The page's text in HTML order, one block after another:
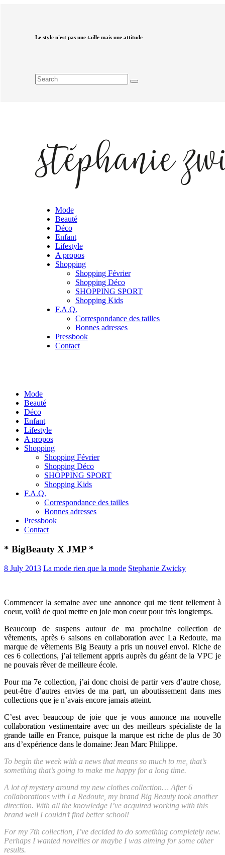
Le style n'est pas une taille mais une attitude
Mode
Beauté
Déco
Enfant
Lifestyle
A propos
Shopping
Shopping Février
Shopping Déco
SHOPPING SPORT
Shopping Kids
F.A.Q.
Correspondance des tailles
Bonnes adresses
Pressbook
Contact
Mode
Beauté
Déco
Enfant
Lifestyle
A propos
Shopping
Shopping Février
Shopping Déco
SHOPPING SPORT
Shopping Kids
F.A.Q.
Correspondance des tailles
Bonnes adresses
Pressbook
Contact
* BigBeauty X JMP *
8 July 2013 La mode rien que la mode Stephanie Zwicky
Commencer la semaine avec une annonce qui me tient tellement à
coeur, voilà de quoi mettre en joie mon coeur pour très longtemps.
Beaucoup de suspens autour de ma prochaine collection de
vêtements, après 6 saisons en collaboration avec La Redoute, ma
marque de vêtements Big Beauty a pris un nouvel envol. Riche de
ces 6 collections, j’ai tellement appris auprès du géant de la VPC je
ne pouvais rêver de meilleure école.
Pour ma 7e collection, j’ai donc choisi de partir vers d’autre chose,
peut-être d’autres envies de ma part, un aboutissement dans mes
collections que je n’avais encore jamais atteint.
C’est avec beaucoup de joie que je vous annonce ma nouvelle
collaboration vestimentaire avec un des meilleurs spécialiste de la
grande taille en France, puisque la marque est riche de plus de 30
ans d’expérience dans le domaine: Jean Marc Philippe.
To begin the week with a news that means so much to me, that’s
something that’s going to make me happy for a long time.
A lot of mystery around my new clothes collection… After 6
collaborations with La Redoute, my brand Big Beauty took another
direction. With all the knowledge I’ve acquired working with this
brand well I couldn’t find better school!
For my 7th collection, I’ve decided to do something completely new.
Perhaps I wanted novelties or maybe I was aiming for some other
results.